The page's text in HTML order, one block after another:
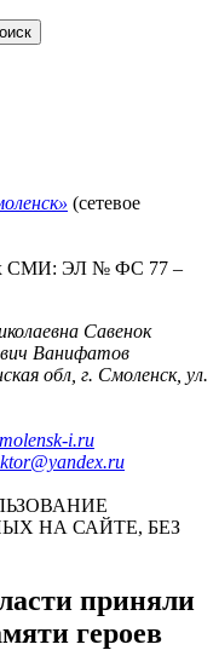
(сетевое
СМИ: ЭЛ № ФС 77 –
Савенок
Ванифатов
обл, г. Смоленск, ул.
i.ru
НА САЙТЕ, БЕЗ
приняли
героев